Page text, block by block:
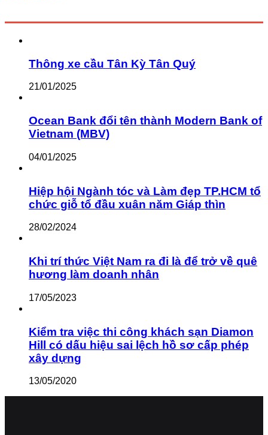
Thông xe cầu Tân Kỳ Tân Quý
21/01/2025
Ocean Bank đổi tên thành Modern Bank of
Vietnam (MBV)
04/01/2025
Hiệp hội Ngành tóc và Làm đẹp TP.HCM tổ
chức giỗ tổ đầu xuân năm Giáp thìn
28/02/2024
Khi trí thức Việt Nam ra đi là để trở về quê
hương làm doanh nhân
17/05/2023
Kiểm tra việc thi công khách sạn Diamon
Hill có dấu hiệu sai lệch hồ sơ cấp phép
xây dựng
13/05/2020